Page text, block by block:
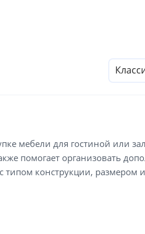
мебели для гостиной или
помогает организовать
типом конструкции, размером